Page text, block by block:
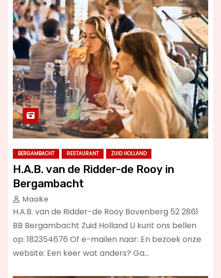
BERGAMBACHT RESTAURANT ZUID HOLLAND
H.A.B. van de Ridder-de Rooy in
Bergambacht
Maaike
H.A.B. van de Ridder-de Rooy Bovenberg 52 2861
BB Bergambacht Zuid Holland U kunt ons bellen
op: 182354676 Of e-mailen naar: En bezoek onze
website: Een keer wat anders? Ga…